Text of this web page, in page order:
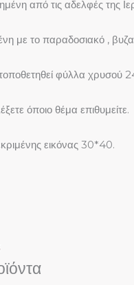
από τις αδελφές της
με το παραδοσιακό ,
φύλλα χρυσού
όποιο θέμα επιθυμείτε.
εικόνας 30*40.